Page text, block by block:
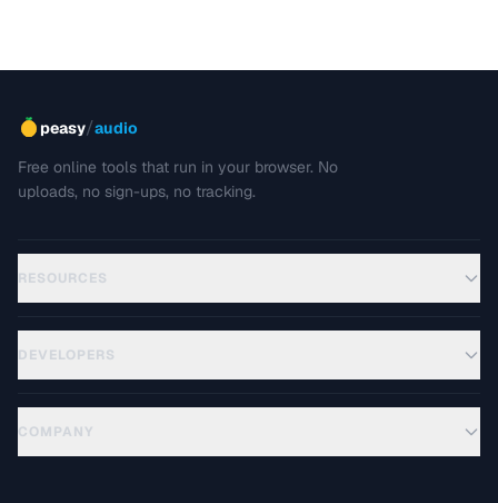
peasy/audio
Free online tools that run in your browser. No
uploads, no sign-ups, no tracking.
RESOURCES
DEVELOPERS
COMPANY